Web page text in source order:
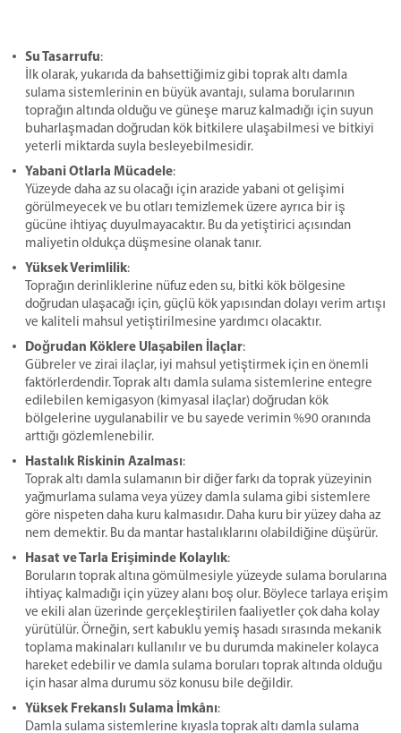
Su Tasarrufu:
İlk olarak, yukarıda da bahsettiğimiz gibi toprak altı damla
sulama sistemlerinin en büyük avantajı, sulama borularının
toprağın altında olduğu ve güneşe maruz kalmadığı için suyun
buharlaşmadan doğrudan kök bitkilere ulaşabilmesi ve bitkiyi
yeterli miktarda suyla besleyebilmesidir.
Yabani Otlarla Mücadele:
Yüzeyde daha az su olacağı için arazide yabani ot gelişimi
görülmeyecek ve bu otları temizlemek üzere ayrıca bir iş
gücüne ihtiyaç duyulmayacaktır. Bu da yetiştirici açısından
maliyetin oldukça düşmesine olanak tanır.
Yüksek Verimlilik:
Toprağın derinliklerine nüfuz eden su, bitki kök bölgesine
doğrudan ulaşacağı için, güçlü kök yapısından dolayı verim artışı
ve kaliteli mahsul yetiştirilmesine yardımcı olacaktır.
Doğrudan Köklere Ulaşabilen İlaçlar:
Gübreler ve zirai ilaçlar, iyi mahsul yetiştirmek için en önemli
faktörlerdendir. Toprak altı damla sulama sistemlerine entegre
edilebilen kemigasyon (kimyasal ilaçlar) doğrudan kök
bölgelerine uygulanabilir ve bu sayede verimin %90 oranında
arttığı gözlemlenebilir.
Hastalık Riskinin Azalması:
Toprak altı damla sulamanın bir diğer farkı da toprak yüzeyinin
yağmurlama sulama veya yüzey damla sulama gibi sistemlere
göre nispeten daha kuru kalmasıdır. Daha kuru bir yüzey daha az
nem demektir. Bu da mantar hastalıklarını olabildiğine düşürür.
Hasat ve Tarla Erişiminde Kolaylık:
Boruların toprak altına gömülmesiyle yüzeyde sulama borularına
ihtiyaç kalmadığı için yüzey alanı boş olur. Böylece tarlaya erişim
ve ekili alan üzerinde gerçekleştirilen faaliyetler çok daha kolay
yürütülür. Örneğin, sert kabuklu yemiş hasadı sırasında mekanik
toplama makinaları kullanılır ve bu durumda makineler kolayca
hareket edebilir ve damla sulama boruları toprak altında olduğu
için hasar alma durumu söz konusu bile değildir.
Yüksek Frekanslı Sulama İmkânı:
Damla sulama sistemlerine kıyasla toprak altı damla sulama